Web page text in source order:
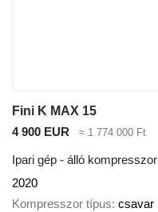
Fini K MAX 15
4 900 EUR
≈ 1 774 000 Ft
Ipari gép - álló kompresszor
2020
Kompresszor típus csavar